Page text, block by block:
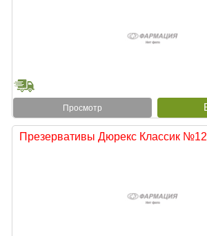
Просмотр
Презервативы Дюрекс Классик №12